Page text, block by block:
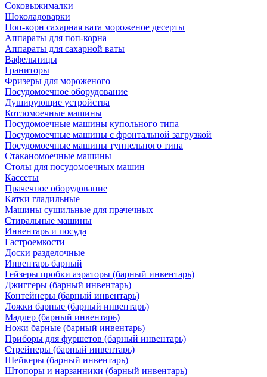
Соковыжималки
Шоколадоварки
Поп-корн сахарная вата мороженое десерты
Аппараты для поп-корна
Аппараты для сахарной ваты
Вафельницы
Граниторы
Фризеры для мороженого
Посудомоечное оборудование
Душирующие устройства
Котломоечные машины
Посудомоечные машины купольного типа
Посудомоечные машины с фронтальной загрузкой
Посудомоечные машины туннельного типа
Стаканомоечные машины
Столы для посудомоечных машин
Кассеты
Прачечное оборудование
Катки гладильные
Машины сушильные для прачечных
Стиральные машины
Инвентарь и посуда
Гастроемкости
Доски разделочные
Инвентарь барный
Гейзеры пробки аэраторы (барный инвентарь)
Джиггеры (барный инвентарь)
Контейнеры (барный инвентарь)
Ложки барные (барный инвентарь)
Мадлер (барный инвентарь)
Ножи барные (барный инвентарь)
Приборы для фуршетов (барный инвентарь)
Стрейнеры (барный инвентарь)
Шейкеры (барный инвентарь)
Штопоры и нарзанники (барный инвентарь)